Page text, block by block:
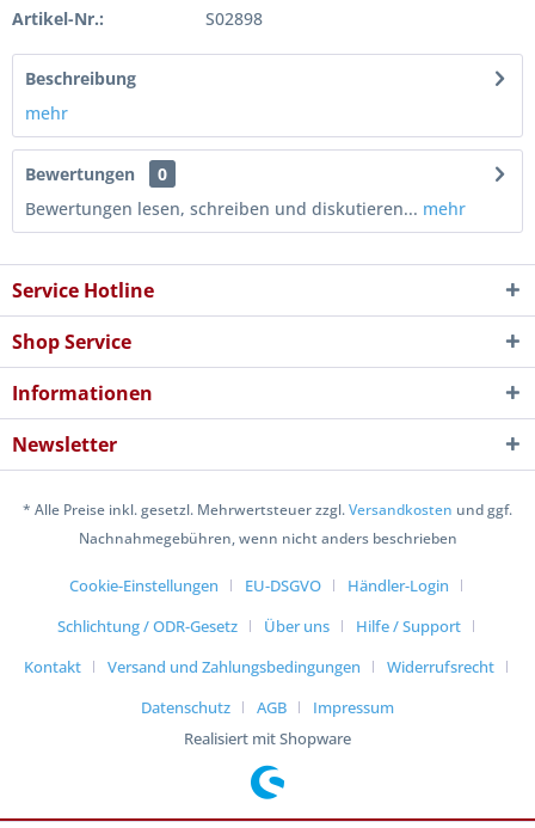
Artikel-Nr.: S02898
Beschreibung
mehr
Bewertungen
0
Bewertungen lesen, schreiben und diskutieren... mehr
Service Hotline
Shop Service
Informationen
Newsletter
* Alle Preise inkl. gesetzl. Mehrwertsteuer zzgl.Versandkosten und ggf.
Nachnahmegebühren, wenn nicht anders beschrieben
Cookie-Einstellungen EU-DSGVO
Händler-Login
Schlichtung / ODR-Gesetz
Über uns
Hilfe / Support
Kontakt
Versand und Zahlungsbedingungen
Widerrufsrecht
Datenschutz
AGB
Impressum
Realisiert mit Shopware